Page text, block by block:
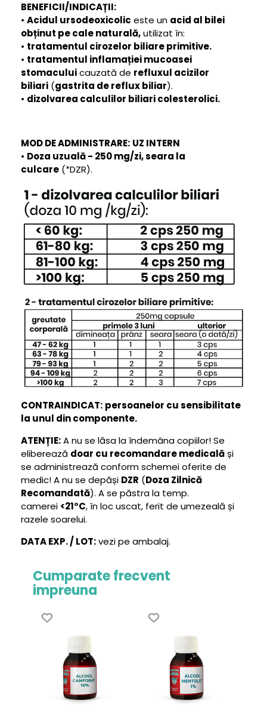
BENEFICII/INDICAȚII:
• Acidul ursodeoxicolic este un acid al bilei
obținut pe cale naturală,utilizat în:
• tratamentul cirozelor biliare primitive.
• tratamentul inflamației mucoasei
stomaculuicauzată de refluxul acizilor
biliari (gastrita de reflux biliar).
• dizolvarea calculilor biliari colesterolici.
MOD DE ADMINISTRARE: UZ INTERN
• Doza uzuală - 250 mg/zi, seara la
culcare (*DZR).
CONTRAINDICAT: persoanelor cu sensibilitate
la unul din componente.
ATENȚIE:A nu se lăsa la îndemâna copiilor! Se
eliberează doar cu recomandare medicalăși
se administrează conform schemei oferite de
medic! A nu se depăși DZR (Doza Zilnică
Recomandată). A se păstra la temp.
camerei <21°C, în loc uscat, ferit de umezeală și
razele soarelui.
DATA EXP. / LOT:vezi pe ambalaj.
Cumparate frecvent
impreuna